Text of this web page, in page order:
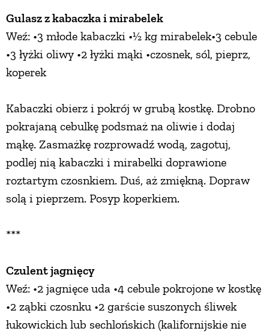
Gulasz z kabaczka i mirabelek
Weź: •3 młode kabaczki •½ kg mirabelek•3 cebule
•3 łyżki oliwy •2 łyżki mąki •czosnek, sól, pieprz,
koperek
Kabaczki obierz i pokrój w grubą kostkę. Drobno
pokrajaną cebulkę podsmaż na oliwie i dodaj
mąkę. Zasmażkę rozprowadź wodą, zagotuj,
podlej nią kabaczki i mirabelki doprawione
roztartym czosnkiem. Duś, aż zmiękną. Dopraw
solą i pieprzem. Posyp koperkiem.
***
Czulent jagnięcy
Weź: •2 jagnięce uda •4 cebule pokrojone w kostkę
•2 ząbki czosnku •2 garście suszonych śliwek
łukowickich lub sechlońskich (kalifornijskie nie